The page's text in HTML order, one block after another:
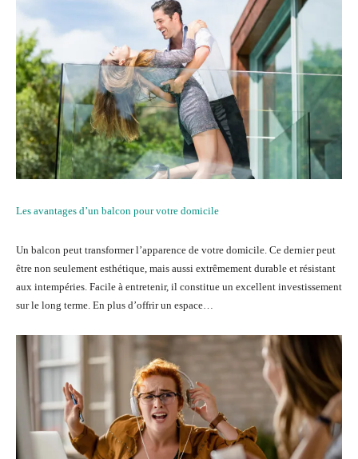
Les avantages d’un balcon pour votre domicile
Un balcon peut transformer l’apparence de votre domicile. Ce dernier peut
être non seulement esthétique, mais aussi extrêmement durable et résistant
aux intempéries. Facile à entretenir, il constitue un excellent investissement
sur le long terme. En plus d’offrir un espace…